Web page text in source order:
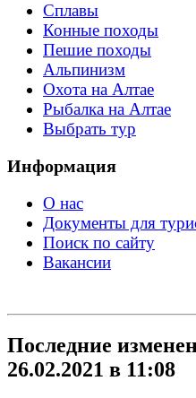
Сплавы
Конные походы
Пешие походы
Альпинизм
Охота на Алтае
Рыбалка на Алтае
Выбрать тур
Информация
О нас
Документы для
Поиск по сайту
Вакансии
Последние
26.02.2021 в 11:08